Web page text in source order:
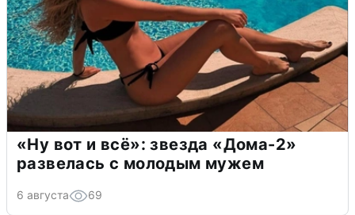
«Ну вот и всё»: звезда «Дома-2»
развелась с молодым мужем
6 августа 69